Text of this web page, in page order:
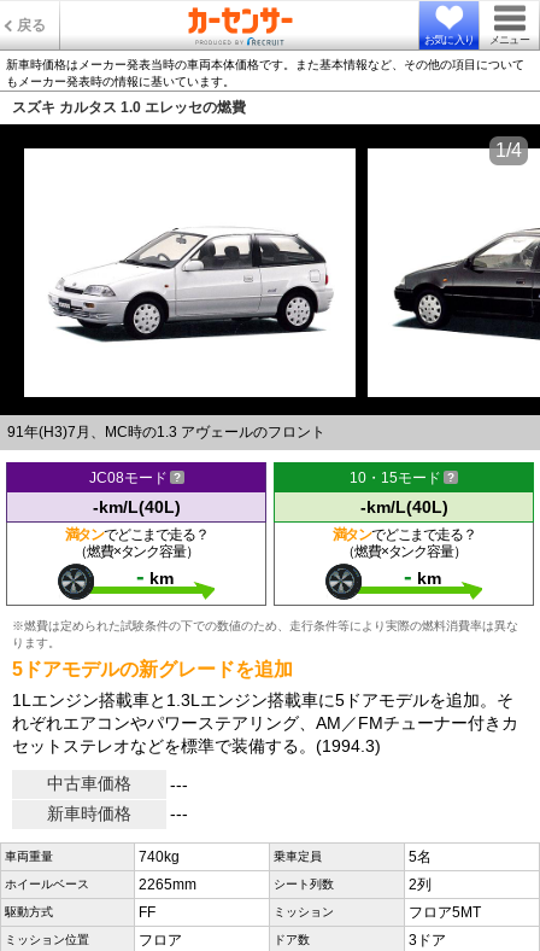
戻る
お気に入り メニュー
新車時価格はメーカー発表当時の車両本体価格です。また基本情報など、その他の項目について
もメーカー発表時の情報に基いています。
スズキ カルタス 1.0 エレッセの燃費
91年(H3)7月、MC時の1.3 アヴェールのフロント
1/4
JC08モード
-km/L(40L)
満タンでどこまで走る？
（燃費×タンク容量）
- km
10・15モード
-km/L(40L)
満タンでどこまで走る？
（燃費×タンク容量）
- km
※燃費は定められた試験条件の下での数値のため、走行条件等により実際の燃料消費率は異な
ります。
5ドアモデルの新グレードを追加
1Lエンジン搭載車と1.3Lエンジン搭載車に5ドアモデルを追加。そ
れぞれエアコンやパワーステアリング、AM／FMチューナー付きカ
セットステレオなどを標準で装備する。(1994.3)
中古車価格
---
新車時価格
---
車両重量 740kg 乗車定員 5名
ホイールベース 2265mm シート列数 2列
駆動方式 FF ミッション フロア5MT
ミッション位置 フロア ドア数 3ドア